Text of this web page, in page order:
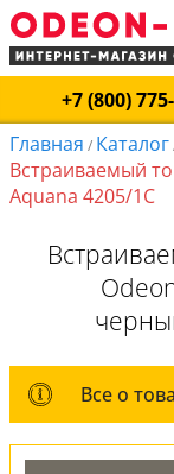
+7 (800)
Главная / Каталог
Встраиваемый
Aquana 4205/1C
Все о
Все о